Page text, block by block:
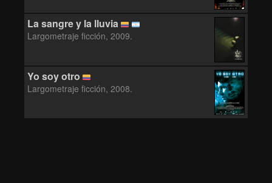
La sangre y la lluvia
Largometraje ficción, 2009.
Yo soy otro
Largometraje ficción, 2008.